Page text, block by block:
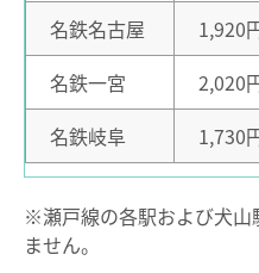
個人情報保護について
名鉄名古屋
1,920
名鉄一宮
2,020
名鉄岐阜
1,730
※瀬戸線の各駅および犬山
ません。